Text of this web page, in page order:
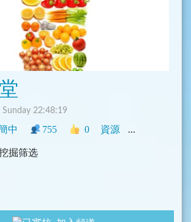
關話題，另有羞羞臉附屬隱藏群組，
告 低調加入。
22:48:19
中 755 0 資源 中文圈
掘筛选